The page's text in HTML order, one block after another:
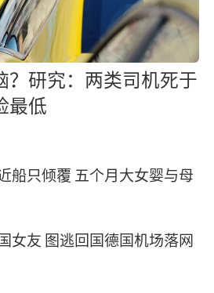
？研究：两类司机死于
最低
个月大女婴与母
女友 图逃回国德国机场落网